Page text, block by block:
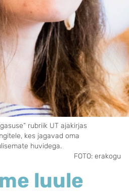
rubriik UT ajakirjas
kes jagavad oma
huvidega.
FOTO: erakogu
luule